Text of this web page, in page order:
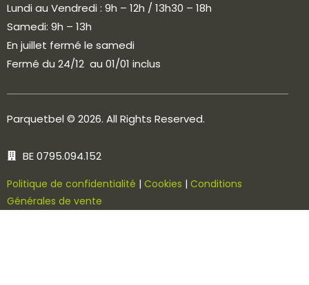
Lundi au Vendredi : 9h – 12h / 13h30 – 18h
Samedi: 9h – 13h
En juillet fermé le samedi
Fermé du 24/12 au 01/01 inclus
Parquetbel © 2026. All Rights Reserved.
BE 0795.094.152
Politique de confidentialité | Cookies | Conditions
Générales de vente